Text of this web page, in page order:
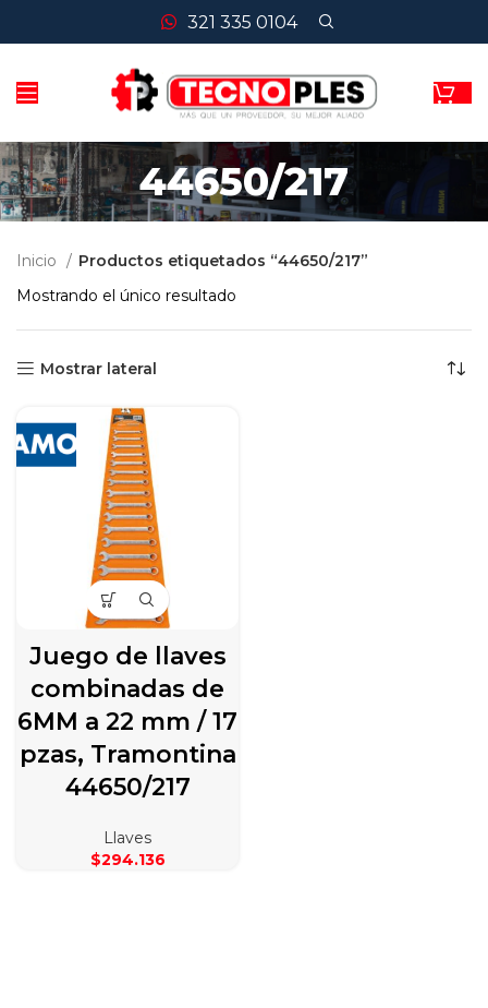
321 335 0104
44650/217
Inicio
Productos etiquetados “44650/217”
Mostrando el único resultado
Mostrar lateral
Juego de llaves
combinadas de
6MM a 22 mm / 17
pzas, Tramontina
44650/217
Llaves
$294.136